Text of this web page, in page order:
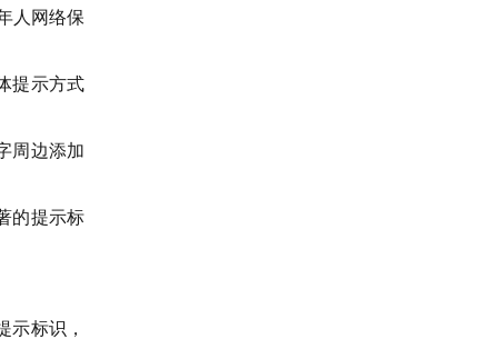
人网络保
提示方式
周边添加
的提示标
示标识，